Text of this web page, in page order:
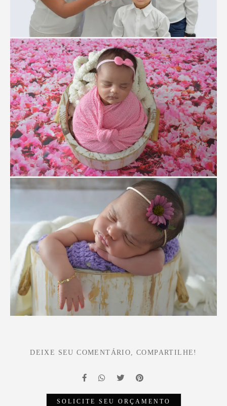
DEIXE SEU COMENTÁRIO, COMPARTILHE!
SOLICITE SEU ORÇAMENTO